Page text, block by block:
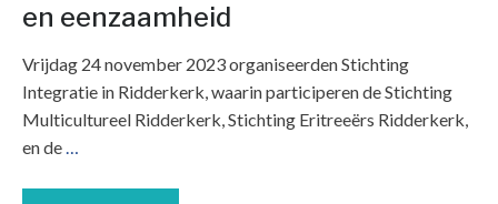
en eenzaamheid
Vrijdag 24 november 2023 organiseerden Stichting
Integratie in Ridderkerk, waarin participeren de Stichting
Multicultureel Ridderkerk, Stichting Eritreeërs Ridderkerk,
en de…